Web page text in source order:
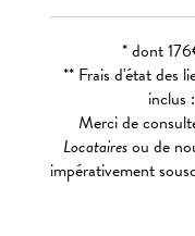
* dont
** Frais d'état des
inclus
Merci de
Locatairesou de
impérativement